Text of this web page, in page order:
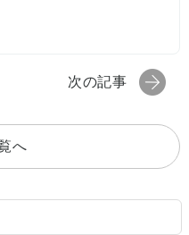
次の記事
へ